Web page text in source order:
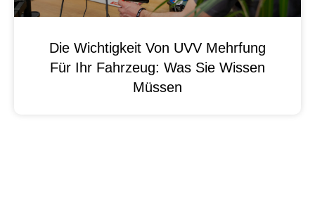
Die Wichtigkeit Von UVV Mehrfung
Für Ihr Fahrzeug: Was Sie Wissen
Müssen